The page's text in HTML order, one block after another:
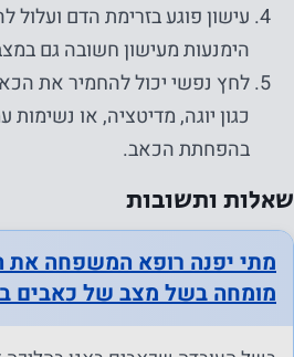
עישון פוגע בזרימת הדם
הימנעות מעישון חשובה גם
לחץ נפשי יכול להחמיר את
כגון יוגה, מדיטציה, או נשימות
בהפחתת הכאב.
שאלות ותשובות
מתי יפנה רופא המשפחה את
מומחה בשל מצב של כאבים